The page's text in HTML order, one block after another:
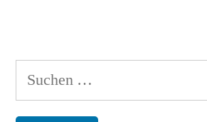
Suchen
nach: